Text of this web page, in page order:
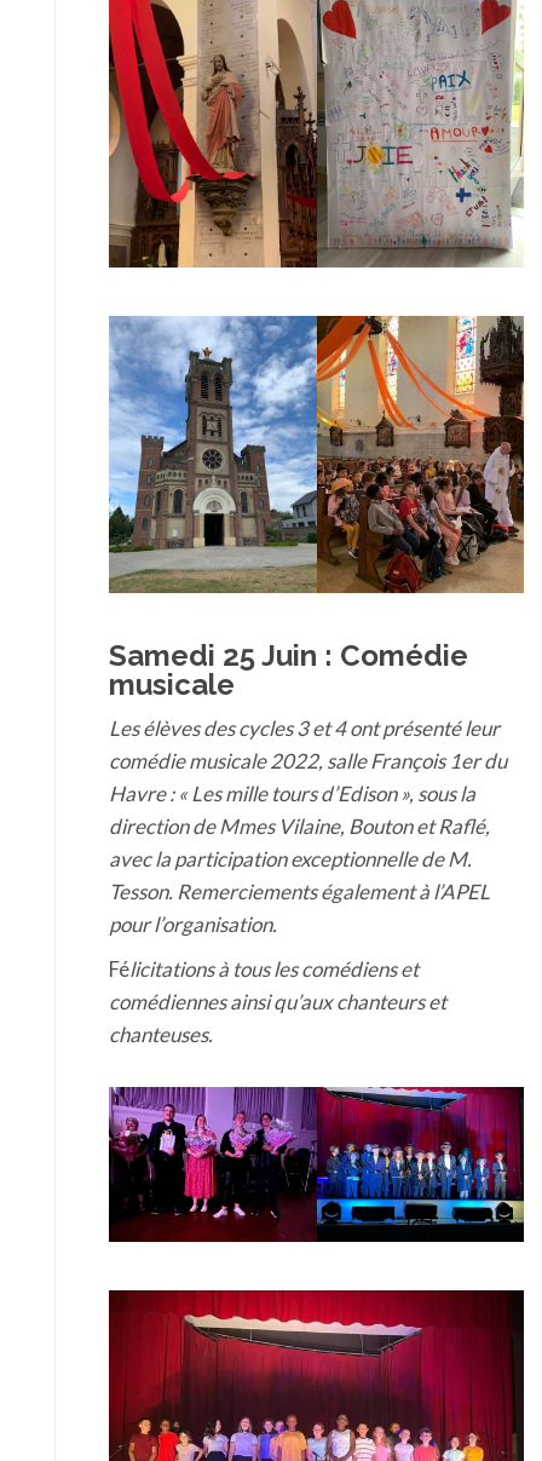
Samedi 25 Juin : Comédie
musicale
Les élèves des cycles 3 et 4 ont présenté leur
comédie musicale 2022, salle François 1er du
Havre : « Les mille tours d’Edison », sous la
direction de Mmes Vilaine, Bouton et Raflé,
avec la participation exceptionnelle de M.
Tesson. Remerciements également à l’APEL
pour l’organisation.
Félicitations à tous les comédiens et
comédiennes ainsi qu’aux chanteurs et
chanteuses.